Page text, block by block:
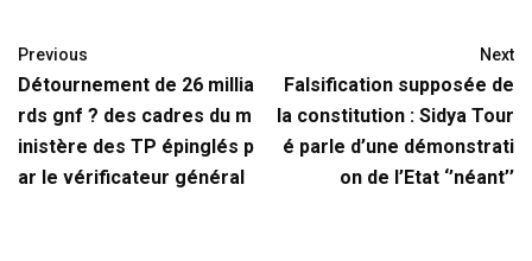
Previous
Détournement de 26 millia
rds gnf ? des cadres du m
inistère des TP épinglés p
ar le vérificateur général
Next
Falsification supposée de
la constitution : Sidya Tour
é parle d’une démonstrati
on de l’Etat ‘’néant’’